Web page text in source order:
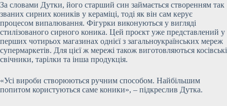
За словами Дутки, його старший син займається створенням так
званих сирних коників у кераміці, тоді як він сам керує
процесом випалювання. Фігурки виконуються у вигляді
стилізованого сирного коника. Цей проєкт уже представлений у
перших чотирьох магазинах однієї з загальноукраїнських мереж
супермаркетів. Для цієї ж мережі також виготовляються косівські
свічники, тарілки та інша продукція.
«Усі вироби створюються ручним способом. Найбільшим
попитом користуються саме коники», – підкреслив Дутка.